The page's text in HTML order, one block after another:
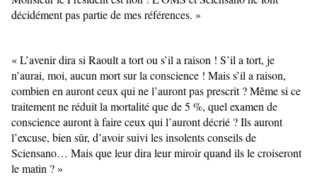
décidément pas partie de mes références. »
« L’avenir dira si Raoult a tort ou s’il a raison ! S’il a tort, je
n’aurai, moi, aucun mort sur la conscience ! Mais s’il a raison,
combien en auront ceux qui ne l’auront pas prescrit ? Même si ce
traitement ne réduit la mortalité que de 5 %, quel examen de
conscience auront à faire ceux qui l’auront décrié ? Ils auront
l’excuse, bien sûr, d’avoir suivi les insolents conseils de
Sciensano… Mais que leur dira leur miroir quand ils le croiseront
le matin ? »